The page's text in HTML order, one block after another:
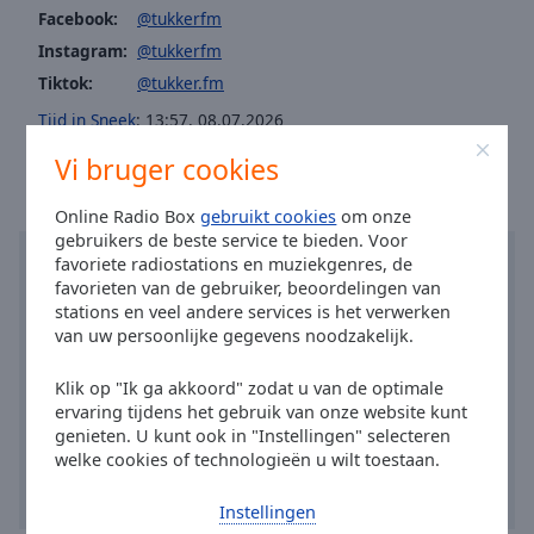
Vi bruger cookies
Online Radio Boxgebruikt cookies om onze
gebruikers de beste service te bieden. Voor
favoriete radiostations en muziekgenres, de
favorieten van de gebruiker, beoordelingen van
stations en veel andere services is het verwerken
van uw persoonlijke gegevens noodzakelijk.
Klik op "Ik ga akkoord" zodat u van de optimale
ervaring tijdens het gebruik van onze website kunt
genieten. U kunt ook in "Instellingen" selecteren
welke cookies of technologieën u wilt toestaan.
Instellingen
Area
Color
Opacity
Family
Facebook:
@tukkerfm
Instagram: @tukkerfm
Tiktok:
@tukker.fm
Tijd in Sneek:13:57,08.07.2026